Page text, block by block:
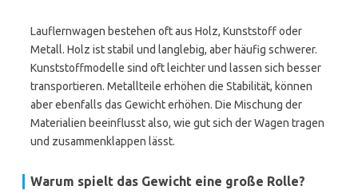
Lauflernwagen bestehen oft aus Holz, Kunststoff oder
Metall. Holz ist stabil und langlebig, aber häufig schwerer.
Kunststoffmodelle sind oft leichter und lassen sich besser
transportieren. Metallteile erhöhen die Stabilität, können
aber ebenfalls das Gewicht erhöhen. Die Mischung der
Materialien beeinflusst also, wie gut sich der Wagen tragen
und zusammenklappen lässt.
Warum spielt das Gewicht eine große Rolle?